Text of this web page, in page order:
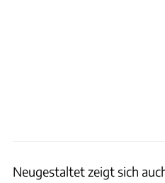
Neugestaltet zeigt sich